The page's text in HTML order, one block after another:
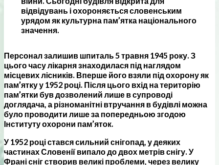
відвідувань і охороняється словенським
урядом як культурна пам’ятка національного
значення.
Персонал залишив шпиталь 5 травня 1945 року. З
цього часу лікарня знаходилася під наглядом
місцевих лісників. Вперше його взяли під охорону як
пам’ятку у 1952 році. Після цього вхід на територію
пам’ятки був дозволений лише в супроводі
доглядача, а різноманітні втручання в будівлі можна
було проводити лише за попередньою згодою
Інституту охорони пам’яток.
У 1952 році стався сильний снігопад, у деяких
частинах Словенії випало до двох метрів снігу. У
Франі сніг створив великі проблеми, через велику